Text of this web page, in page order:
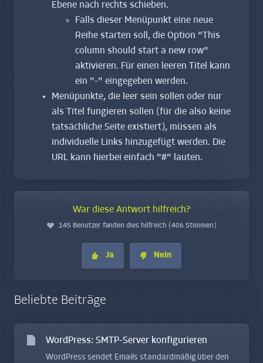
Ebene nach rechts schieben.
Falls dieser Menüpunkt eine neue
Reihe starten soll, die Option "This
column should start a new row"
aktivieren. Für einen leeren Titel kann
ein "-" eingegeben werden.
Menüpunkte, die leer sein sollen oder nur
als Titel fungieren sollen (für die also keine
tatsächliche Seite existiert), müssen als
individuelle Links hinzugefügt werden. Die
URL kann hierbei einfach "#" lauten.
War diese Antwort hilfreich?
145 Benutzer fanden dies hilfreich (406 Stimmen)
Ja Nein
Beliebte Beiträge
WordPress: SMTP-Server konfigurieren
WordPress sendet Emails standardmäßig über den